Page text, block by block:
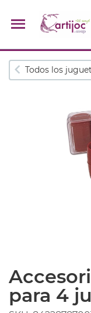
Búsquedas
kit
Todos los
para 4